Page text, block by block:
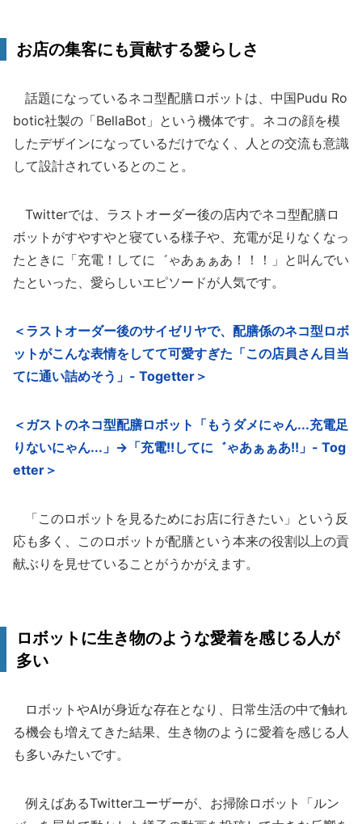
お店の集客にも貢献する愛らしさ
話題になっているネコ型配膳ロボットは、中国Pudu Ro
botic社製の「BellaBot」という機体です。ネコの顔を模
したデザインになっているだけでなく、人との交流も意識
して設計されているとのこと。
Twitterでは、ラストオーダー後の店内でネコ型配膳ロ
ボットがすやすやと寝ている様子や、充電が足りなくなっ
たときに「充電！してに゛ゃあぁぁあ！！！」と叫んでい
たといった、愛らしいエピソードが人気です。
＜ラストオーダー後のサイゼリヤで、配膳係のネコ型ロボ
ットがこんな表情をしてて可愛すぎた「この店員さん目当
てに通い詰めそう」- Togetter＞
＜ガストのネコ型配膳ロボット「もうダメにゃん...充電足
りないにゃん...」→「充電!!してに゛ゃあぁぁあ!!」- Tog
etter＞
「このロボットを見るためにお店に行きたい」という反
応も多く、このロボットが配膳という本来の役割以上の貢
献ぶりを見せていることがうかがえます。
ロボットに生き物のような愛着を感じる人が
多い
ロボットやAIが身近な存在となり、日常生活の中で触れ
る機会も増えてきた結果、生き物のように愛着を感じる人
も多いみたいです。
例えばあるTwitterユーザーが、お掃除ロボット「ルン